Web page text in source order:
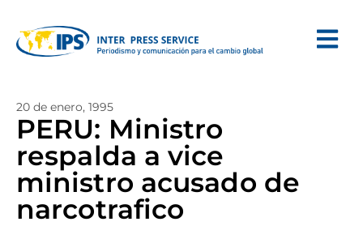
20 de enero, 1995
PERU: Ministro
respalda a vice
ministro acusado de
narcotrafico